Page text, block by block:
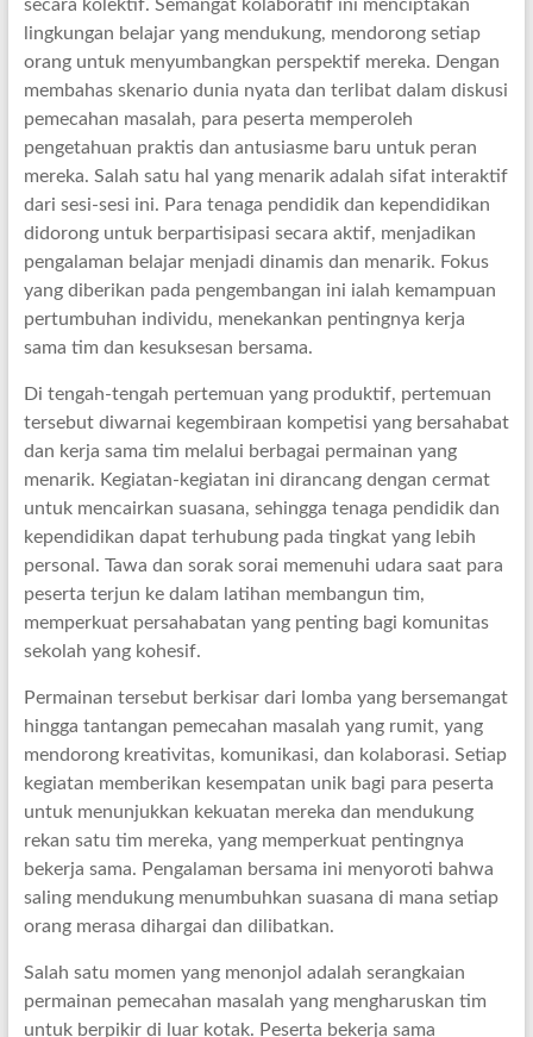
secara kolektif. Semangat kolaboratif ini menciptakan
lingkungan belajar yang mendukung, mendorong setiap
orang untuk menyumbangkan perspektif mereka. Dengan
membahas skenario dunia nyata dan terlibat dalam diskusi
pemecahan masalah, para peserta memperoleh
pengetahuan praktis dan antusiasme baru untuk peran
mereka. Salah satu hal yang menarik adalah sifat interaktif
dari sesi-sesi ini. Para tenaga pendidik dan kependidikan
didorong untuk berpartisipasi secara aktif, menjadikan
pengalaman belajar menjadi dinamis dan menarik. Fokus
yang diberikan pada pengembangan ini ialah kemampuan
pertumbuhan individu, menekankan pentingnya kerja
sama tim dan kesuksesan bersama.
Di tengah-tengah pertemuan yang produktif, pertemuan
tersebut diwarnai kegembiraan kompetisi yang bersahabat
dan kerja sama tim melalui berbagai permainan yang
menarik. Kegiatan-kegiatan ini dirancang dengan cermat
untuk mencairkan suasana, sehingga tenaga pendidik dan
kependidikan dapat terhubung pada tingkat yang lebih
personal. Tawa dan sorak sorai memenuhi udara saat para
peserta terjun ke dalam latihan membangun tim,
memperkuat persahabatan yang penting bagi komunitas
sekolah yang kohesif.
Permainan tersebut berkisar dari lomba yang bersemangat
hingga tantangan pemecahan masalah yang rumit, yang
mendorong kreativitas, komunikasi, dan kolaborasi. Setiap
kegiatan memberikan kesempatan unik bagi para peserta
untuk menunjukkan kekuatan mereka dan mendukung
rekan satu tim mereka, yang memperkuat pentingnya
bekerja sama. Pengalaman bersama ini menyoroti bahwa
saling mendukung menumbuhkan suasana di mana setiap
orang merasa dihargai dan dilibatkan.
Salah satu momen yang menonjol adalah serangkaian
permainan pemecahan masalah yang mengharuskan tim
untuk berpikir di luar kotak. Peserta bekerja sama